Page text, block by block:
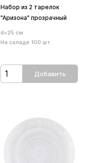
Набор из 2 тарелок
"Аризона" прозрачный
d=25 см
На складе 100 шт.
Добавить